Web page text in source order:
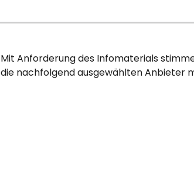
Mit Anforderung des Infomaterials
die nachfolgend ausgewählten Anbieter